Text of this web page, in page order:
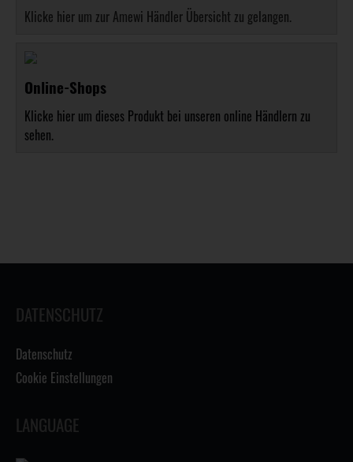
Klicke hier um zur Amewi Händler Übersicht zu gelangen.
Online-Shops
Klicke hier um dieses Produkt bei unseren online Händlern zu
sehen.
DATENSCHUTZ
Datenschutz
Cookie Einstellungen
LANGUAGE